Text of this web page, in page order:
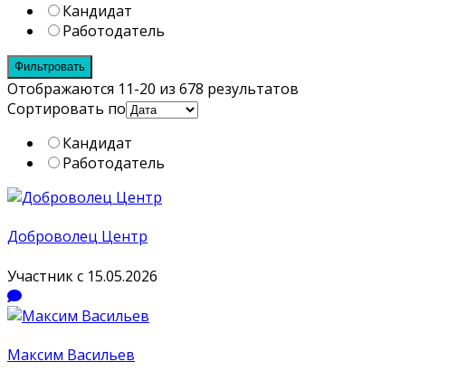
Кандидат
Работодатель
Фильтровать
Отображаются 11-20 из 678 результатов
Сортировать по
Кандидат
Работодатель
Доброволец Центр
Участник с 15.05.2026
Максим Васильев